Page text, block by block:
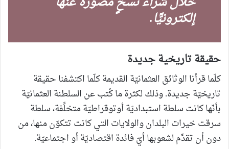
إلكترونيًّا.
حقيقة تاريخية جديدة
كلّما قرأنا الوثائق العثمانيّة القديمة كلّما اكتشفنا حقيقة
تاريخيّة جديدة. وذلك لكثرة ما كُتب عن السلطنة العثمانيّة
بأنّها كانت سلطة استبداديّة أوتوقراطيّة متخلِّفة، سلطة
سرقت خيرات البلدان والولايات التي كانت تتكوّن منها، من
دون أن تقدِّم لشعوبها أيّ فائدة اقتصاديّة أو اجتماعيّة.